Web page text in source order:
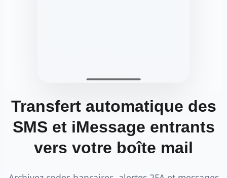
Transfert automatique des
SMS et iMessage entrants
vers votre boîte mail